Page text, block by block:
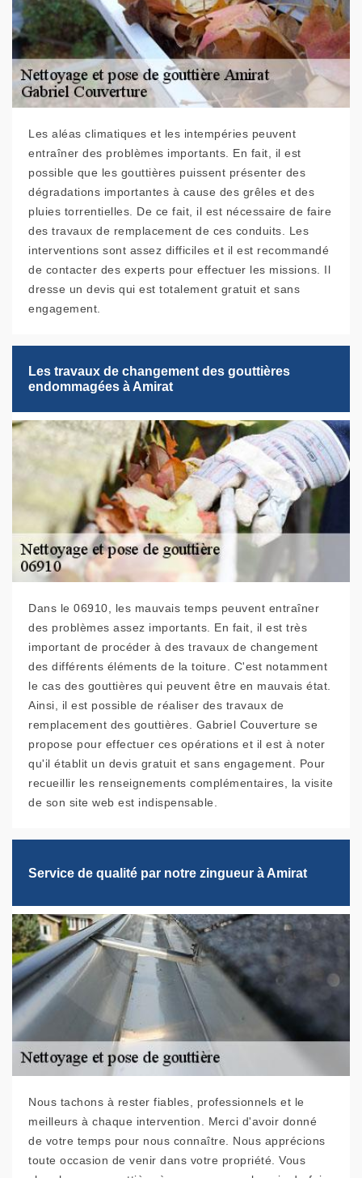
Les aléas climatiques et les intempéries peuvent
entraîner des problèmes importants. En fait, il est
possible que les gouttières puissent présenter des
dégradations importantes à cause des grêles et des
pluies torrentielles. De ce fait, il est nécessaire de faire
des travaux de remplacement de ces conduits. Les
interventions sont assez difficiles et il est recommandé
de contacter des experts pour effectuer les missions. Il
dresse un devis qui est totalement gratuit et sans
engagement.
Les travaux de changement des gouttières
endommagées à Amirat
Dans le 06910, les mauvais temps peuvent entraîner
des problèmes assez importants. En fait, il est très
important de procéder à des travaux de changement
des différents éléments de la toiture. C'est notamment
le cas des gouttières qui peuvent être en mauvais état.
Ainsi, il est possible de réaliser des travaux de
remplacement des gouttières. Gabriel Couverture se
propose pour effectuer ces opérations et il est à noter
qu'il établit un devis gratuit et sans engagement. Pour
recueillir les renseignements complémentaires, la visite
de son site web est indispensable.
Service de qualité par notre zingueur à Amirat
Nous tachons à rester fiables, professionnels et le
meilleurs à chaque intervention. Merci d'avoir donné
de votre temps pour nous connaître. Nous apprécions
toute occasion de venir dans votre propriété. Vous